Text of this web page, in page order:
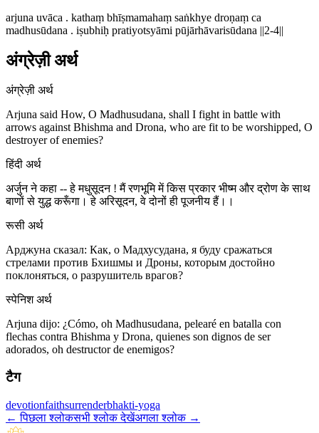
arjuna uvāca . kathaṃ bhīṣmamahaṃ saṅkhye droṇaṃ ca
madhusūdana . iṣubhiḥ pratiyotsyāmi pūjārhāvarisūdana ||2-4||
अंग्रेज़ी अर्थ
अंग्रेज़ी अर्थ
Arjuna said How, O Madhusudana, shall I fight in battle with
arrows against Bhishma and Drona, who are fit to be worshipped, O
destroyer of enemies?
हिंदी अर्थ
अर्जुन ने कहा -- हे मधुसूदन ! मैं रणभूमि में किस प्रकार भीष्म और द्रोण के साथ
बाणों से युद्ध करूँगा। हे अरिसूदन, वे दोनों ही पूजनीय हैं।।
रूसी अर्थ
Арджуна сказал: Как, о Мадхусудана, я буду сражаться
стрелами против Бхишмы и Дроны, которым достойно
поклоняться, о разрушитель врагов?
स्पेनिश अर्थ
Arjuna dijo: ¿Cómo, oh Madhusudana, pelearé en batalla con
flechas contra Bhishma y Drona, quienes son dignos de ser
adorados, oh destructor de enemigos?
टैग
devotionfaithsurrenderbhakti-yoga
←पिछला श्लोकसभी श्लोक देखेंअगला श्लोक→